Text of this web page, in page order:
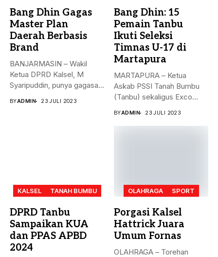
Bang Dhin Gagas
Master Plan
Daerah Berbasis
Brand
BANJARMASIN – Wakil
Ketua DPRD Kalsel, M
Syaripuddin, punya gagasan
BYADMIN 23 JULI 2023
Bang Dhin: 15
Pemain Tanbu
Ikuti Seleksi
Timnas U-17 di
Martapura
MARTAPURA – Ketua
Askab PSSI Tanah Bumbu
(Tanbu) sekaligus Exco
BYADMIN 23 JULI 2023
KALSEL TANAH BUMBU
DPRD Tanbu
Sampaikan KUA
dan PPAS APBD
2024
OLAHRAGA SPORT
Porgasi Kalsel
Hattrick Juara
Umum Fornas
OLAHRAGA – Torehan